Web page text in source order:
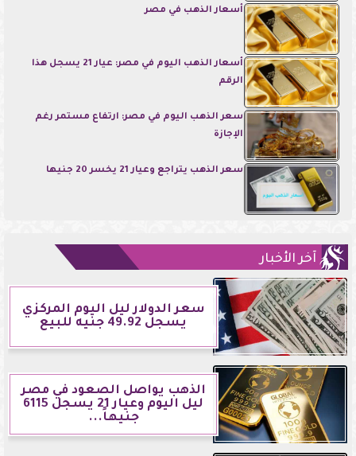
أسعار الذهب في مصر
أسعار الذهب اليوم في مصر: عيار 21 يسجل هذا
الرقم
سعر الذهب اليوم في مصر: ارتفاع مستمر رغم
الإجازة
سعر الذهب يتراجع وعيار 21 يخسر 20 جنيها
آخر الأخبار
سعر الدولار ليل اليوم المركزي
يسجل 49.92 جنيه للبيع
الذهب يواصل الصعود في مصر
ليل اليوم وعيار 21 يسجل 6115
جنيهاً...